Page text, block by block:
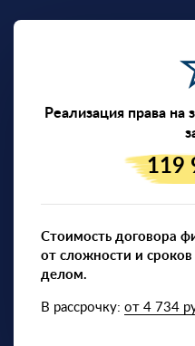
Реализация права на
119
Стоимость договора
от сложности и
делом.
В рассрочку: от 4 734